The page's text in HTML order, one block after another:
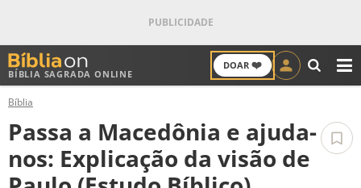
BÍBLIA SAGRADA ONLINE
DOAR ❤️
ANTIGO TESTAMENTO
NOVO TESTAMENTO
Bíblia
Passa a Macedônia e ajuda-
nos: Explicação da visão de